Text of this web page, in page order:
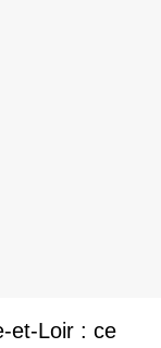
et-Loir : ce